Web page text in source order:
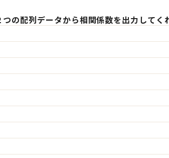
の配列データから相関係数を出力してく